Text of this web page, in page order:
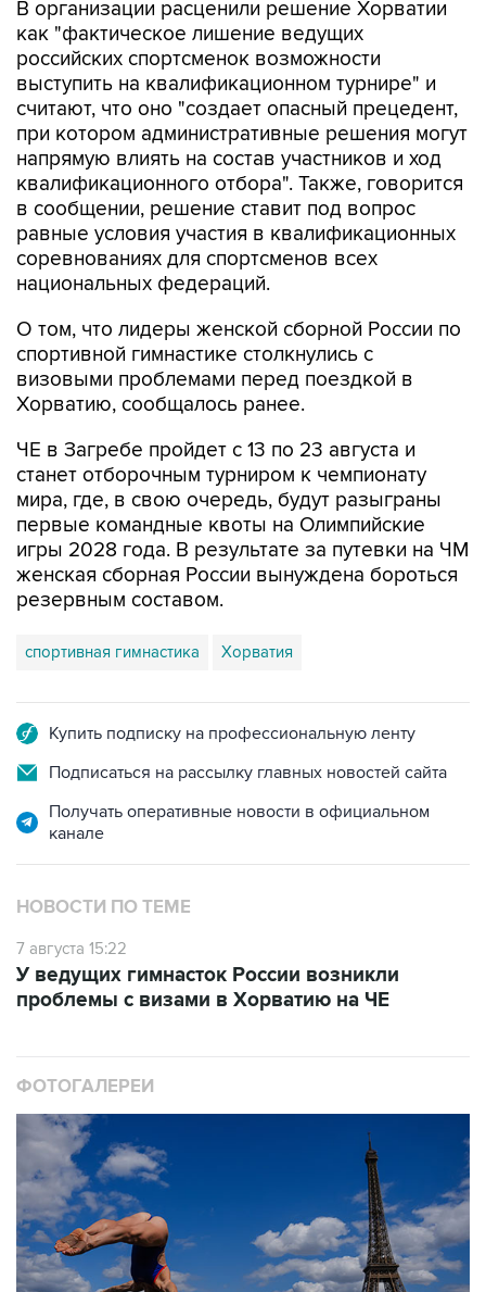
российских спортсменок возможности
выступить на квалификационном турнире" и
считают, что оно "создает опасный прецедент,
при котором административные решения могут
напрямую влиять на состав участников и ход
квалификационного отбора". Также, говорится
в сообщении, решение ставит под вопрос
равные условия участия в квалификационных
соревнованиях для спортсменов всех
национальных федераций.
О том, что лидеры женской сборной России по
визовыми проблемами перед поездкой в
Хорватию, сообщалось ранее.
ЧЕ в Загребе пройдет с 13 по 23 августа и
мира, где, в свою очередь, будут разыграны
первые командные квоты на Олимпийские
игры 2028 года. В результате за путевки на ЧМ
женская сборная России вынуждена бороться
резервным составом.
спортивная гимнастика Хорватия
Подписаться на рассылку главных новостей сайта
Получать оперативные новости в официальном
канале
НОВОСТИ ПО ТЕМЕ
7 августа 15:22
проблемы с визами в Хорватию на ЧЕ